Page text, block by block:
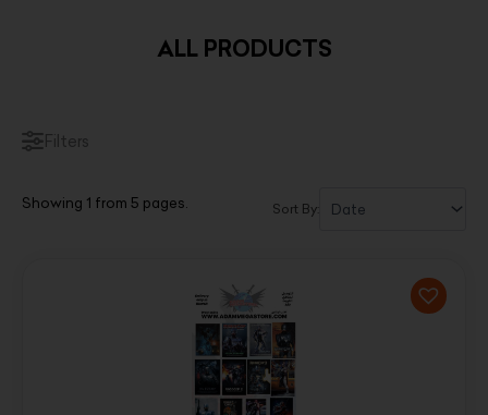
ALL PRODUCTS
Filters
Showing 1 from 5 pages. Sort By: